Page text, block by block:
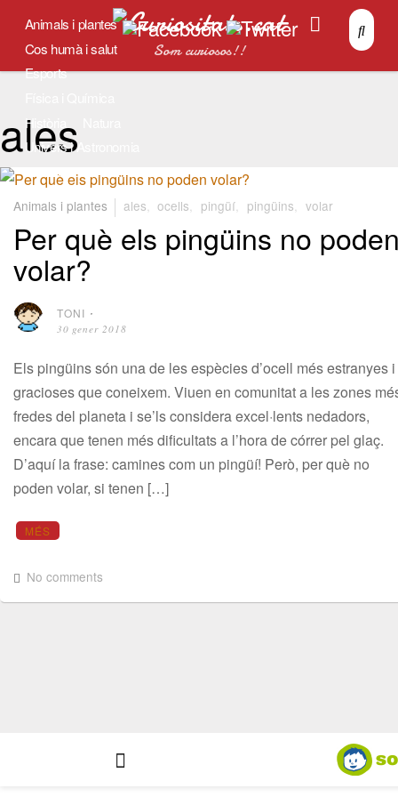
Som curiosos!!
Animals i plantes
Cos humà i salut
Esports
Història
Univers i Astronomia
Tradicions
ales
Animals i plantes ales, ocells, pingüí, pingüins, volar
Per què els pingüins no
volar?
TONI ⋅
30 gener 2018
Els pingüins són una de les espècies d’ocell més estranyes i
gracioses que coneixem. Viuen en comunitat a les zones
fredes del planeta i se’ls considera excel·lents nedadors,
encara que tenen més dificultats a l’hora de córrer pel glaç.
D’aquí la frase: camines com un pingüí! Però, per què no
poden volar, si tenen […]
MÉS
No comments